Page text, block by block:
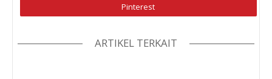
Pinterest
ARTIKEL TERKAIT